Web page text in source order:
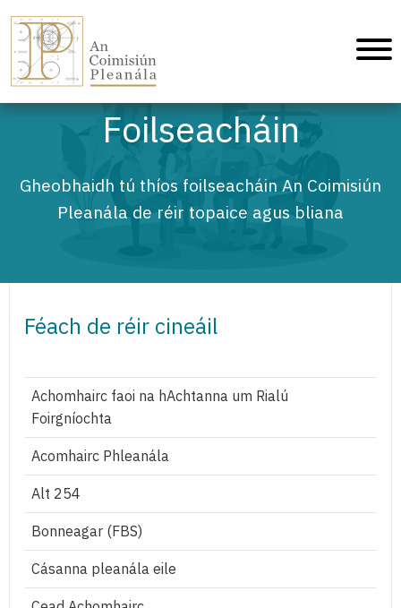
Foilseacháin
Gheobhaidh tú thíos foilseacháin An Coimisiún
Pleanála de réir topaice agus bliana
Féach de réir cineáil
Achomhairc faoi na hAchtanna um Rialú
Foirgníochta
Acomhairc Phleanála
Alt 254
Bonneagar (FBS)
Cásanna pleanála eile